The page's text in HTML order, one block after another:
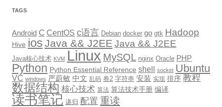
TAGS
Android C CentOS c语言 Debian docker go gtk Hadoop
Hive ios Java && J2EE Java && J2EE
Java核心技术 KVM Linux MySQL nginx Oracle PHP
Python Python Essential Reference shell socket Ubuntu
VC windows 严蔚敏 中文 乱码 卷2 字符串 安装 实现 排序 教程
数据结构 核心技术 算法 算法技术手册 编译
读书笔记 递归 配置 重读